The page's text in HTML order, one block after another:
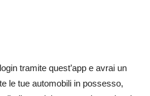
tramite quest’app e avrai un
le tue automobili in possesso,